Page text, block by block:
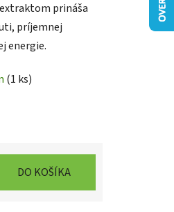
prináša
príjemnej
energie.
(1 ks)
DO KOŠÍKA